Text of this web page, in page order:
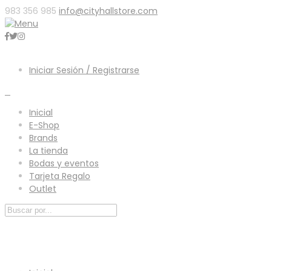
983 356 985 info@cityhallstore.com
Iniciar Sesión / Registrarse
Inicial
E-Shop
Brands
La tienda
Bodas y eventos
Tarjeta Regalo
Outlet